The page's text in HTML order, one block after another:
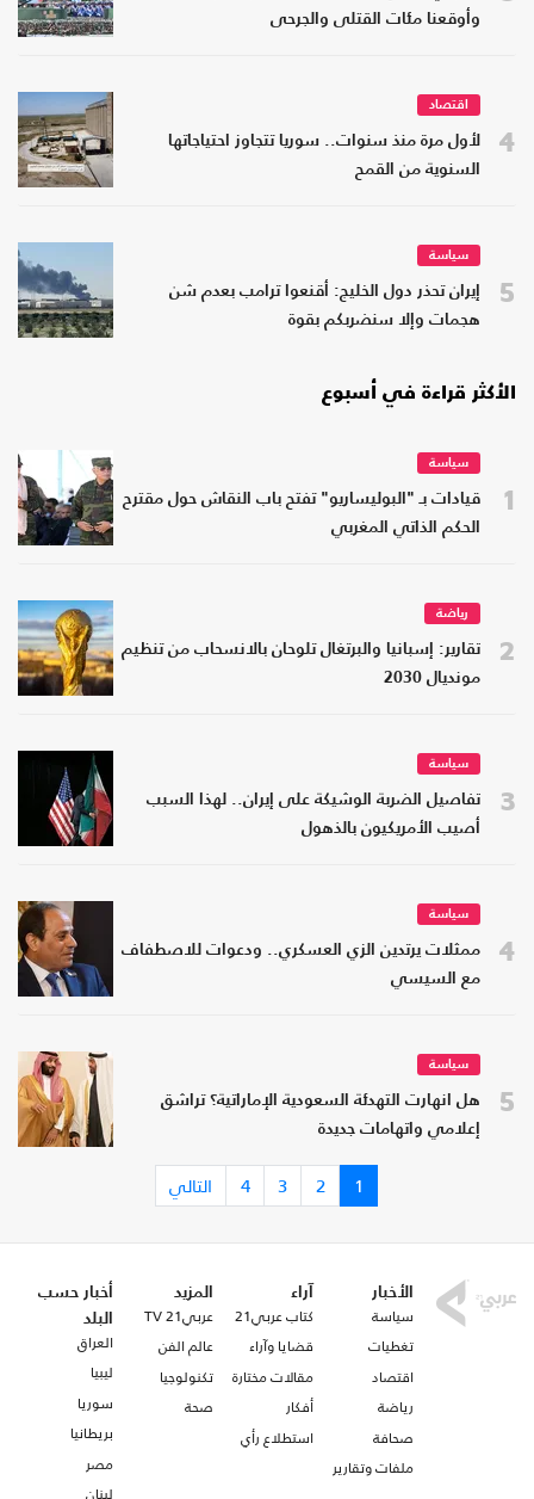
وأوقعنا مئات القتلى والجرحى
4
اقتصاد
لأول مرة منذ سنوات.. سوريا تتجاوز احتياجاتها
السنوية من القمح
5
سياسة
إيران تحذر دول الخليج: أقنعوا ترامب بعدم شن
هجمات وإلا سنضربكم بقوة
الأكثر قراءة في أسبوع
1
سياسة
قيادات بـ "البوليساريو" تفتح باب النقاش حول مقترح
الحكم الذاتي المغربي
2
رياضة
تقارير: إسبانيا والبرتغال تلوحان بالانسحاب من تنظيم
مونديال 2030
3
سياسة
تفاصيل الضربة الوشيكة على إيران.. لهذا السبب
أصيب الأمريكيون بالذهول
4
سياسة
ممثلات يرتدين الزي العسكري.. ودعوات للاصطفاف
مع السيسي
5
سياسة
هل انهارت التهدئة السعودية الإماراتية؟ تراشق
إعلامي واتهامات جديدة
1
2
3
4 التالي
الأخبار
سياسة
تغطيات
اقتصاد
رياضة
صحافة
ملفات وتقارير
آراء
كتاب عربي21
قضايا وآراء
مقالات مختارة
أفكار
استطلاع رأي
المزيد
عربي21 TV
عالم الفن
تكنولوجيا
صحة
أخبار حسب
البلد
العراق
ليبيا
سوريا
بريطانيا
مصر